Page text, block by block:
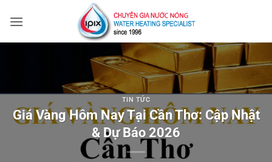
qua
TIN TỨC
Giá Vàng Hôm Nay Tại Cần Thơ: Cập Nhật
& Dự Báo 2026